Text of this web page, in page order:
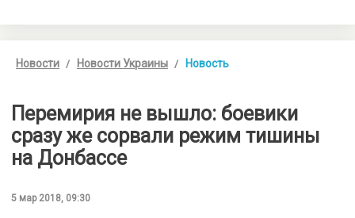
Новости Новости Украины Новость
Перемирия не вышло: боевики
сразу же сорвали режим тишины
на Донбассе
5 мар 2018, 09:30